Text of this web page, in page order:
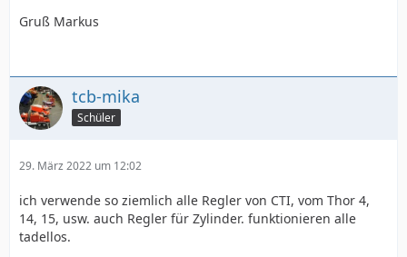
Gruß Markus
tcb-mika
Schüler
29. März 2022 um 12:02
ich verwende so ziemlich alle Regler von CTI, vom Thor 4,
14, 15, usw. auch Regler für Zylinder. funktionieren alle
tadellos.